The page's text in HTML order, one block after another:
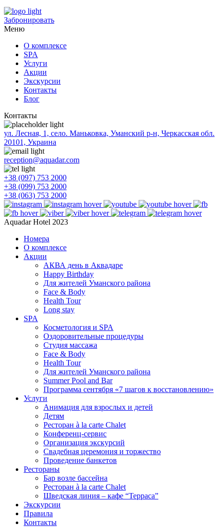
Забронировать
Меню
О комплексе
SPA
Услуги
Акции
Экскурсии
Контакты
Блог
Контакты
ул. Лесная, 1, село. Маньковка, Уманский р-н, Черкасская обл.
20101, Украина
reception@aquadar.com
+38 (097) 753 2000
+38 (099) 753 2000
+38 (063) 753 2000
Aquadar Hotel 2023
Номера
О комплексе
Акции
АКВА день в Аквадаре
Happy Birthday
Для жителей Уманского района
Face & Body
Health Tour
Long stay
SPA
Косметология и SPA
Оздоровительные процедуры
Студия массажа
Face & Body
Health Tour
Для жителей Уманского района
Summer Pool and Bar
Программа сентября «7 шагов к восстановлению»
Услуги
Анимация для взрослых и детей
Детям
Ресторан à la carte Chalet
Конференц-сервис
Организация экскурсий
Свадебная церемония и торжество
Проведение банкетов
Рестораны
Бар возле бассейна
Ресторан à la carte Chalet
Шведская линия – кафе “Терраса”
Экскурсии
Правила
Контакты